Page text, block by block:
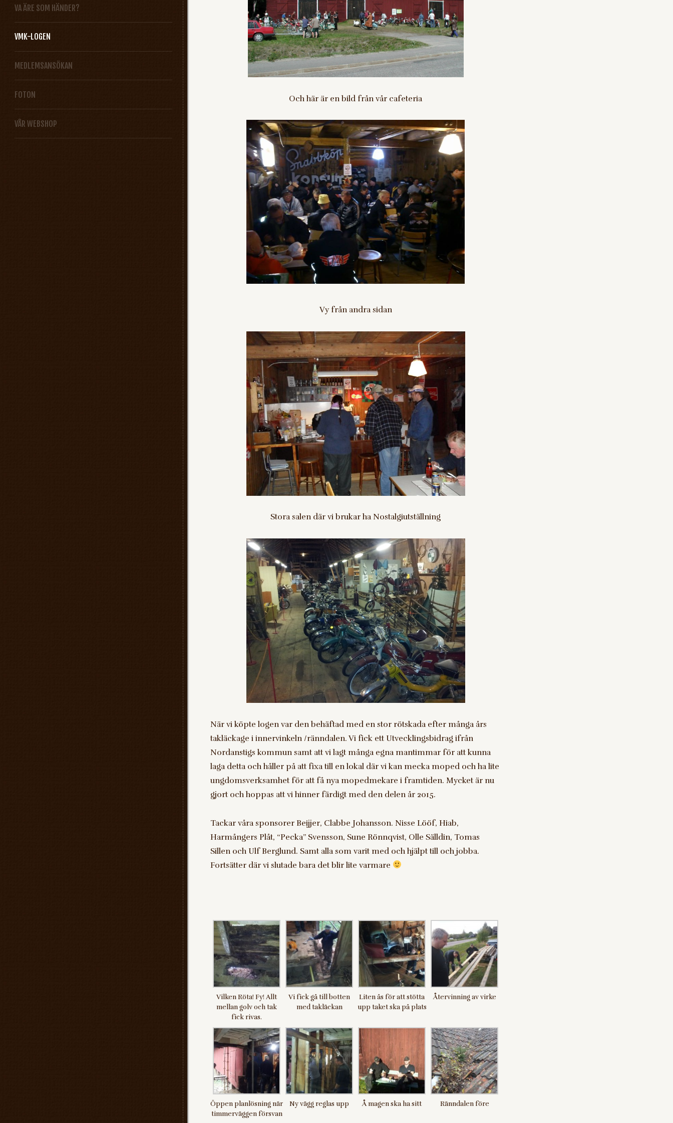
VA ÄRE SOM HÄNDER?
VMK-LOGEN
MEDLEMSANSÖKAN
FOTON
VÅR WEBSHOP
Och här är en bild från vår cafeteria
Vy från andra sidan
Stora salen där vi brukar ha Nostalgiutställning
När vi köpte logen var den behäftad med en stor rötskada efter många års
takläckage i innervinkeln /ränndalen. Vi fick ett Utvecklingsbidrag ifrån
Nordanstigs kommun samt att vi lagt många egna mantimmar för att kunna
laga detta och håller på att fixa till en lokal där vi kan mecka moped och ha lite
ungdomsverksamhet för att få nya mopedmekare i framtiden. Mycket är nu
gjort och hoppas att vi hinner färdigt med den delen år 2015.
Tackar våra sponsorer Beijjer, Clabbe Johansson. Nisse Lööf, Hiab,
Harmångers Plåt, “Pecka” Svensson, Sune Rönnqvist, Olle Sälldin, Tomas
Sillen och Ulf Berglund. Samt alla som varit med och hjälpt till och jobba.
Fortsätter där vi slutade bara det blir lite varmare
Vilken Röta! Fy! Allt
mellan golv och tak
fick rivas.
Vi fick gå till botten
med takläckan
Liten ås för att stötta
upp taket ska på plats
Återvinning av virke
Öppen planlösning när
timmerväggen försvan
Ny vägg reglas upp Å magen ska ha sitt Ränndalen före